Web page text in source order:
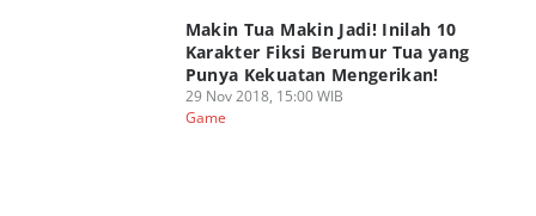
Makin Tua Makin Jadi! Inilah 10
Karakter Fiksi Berumur Tua yang
Punya Kekuatan Mengerikan!
29 Nov 2018, 15:00 WIB
Game